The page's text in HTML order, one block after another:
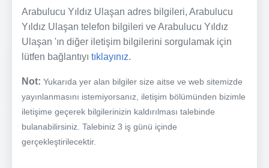
Arabulucu Yıldız Ulaşan adres bilgileri, Arabulucu
Yıldız Ulaşan telefon bilgileri ve Arabulucu Yıldız
Ulaşan 'ın diğer iletişim bilgilerini sorgulamak için
lütfen bağlantıyı tıklayınız.
Not: Yukarıda yer alan bilgiler size aitse ve web sitemizde
yayınlanmasını istemiyorsanız, iletişim bölümünden bizimle
iletişime geçerek bilgilerinizin kaldırılması talebinde
bulanabilirsiniz. Talebiniz 3 iş günü içinde
gerçekleştirilecektir.